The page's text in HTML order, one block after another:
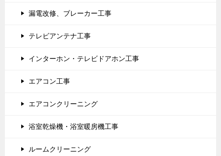
漏電改修、ブレーカー工事
テレビアンテナ工事
インターホン・テレビドアホン工事
エアコン工事
エアコンクリーニング
浴室乾燥機・浴室暖房機工事
ルームクリーニング